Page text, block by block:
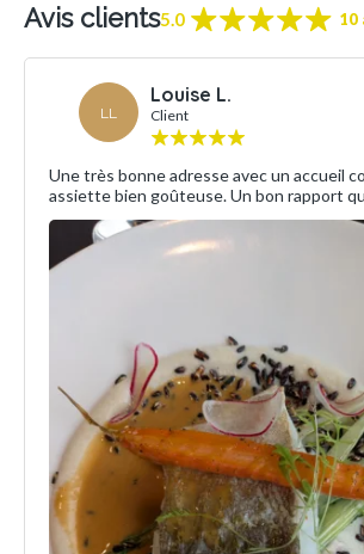
Avis clients5.0 10
LL
Louise L.
Client
Une très bonne adresse avec un accueil
assiette bien goûteuse. Un bon rapport